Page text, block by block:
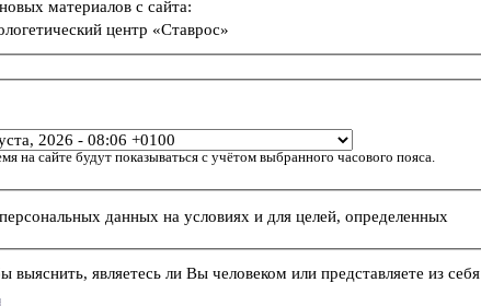
материалов с сайта:
центр «Ставрос»
на сайте будут показываться с учётом выбранного часового пояса.
данных на условиях и для целей, определенных
выяснить, являетесь ли Вы человеком или представляете из себя